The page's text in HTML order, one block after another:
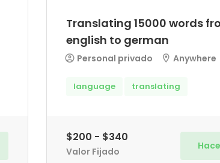
Translating 15000 words
english to german
Personal privado Anywhere
language translating
$200 - $340
Valor Fijado